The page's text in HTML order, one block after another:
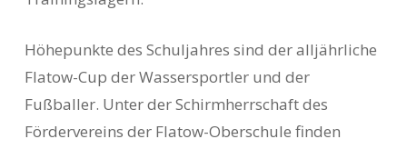
Höhepunkte des Schuljahres sind der alljährliche
Flatow-Cup der Wassersportler und der
Fußballer. Unter der Schirmherrschaft des
Fördervereins der Flatow-Oberschule finden